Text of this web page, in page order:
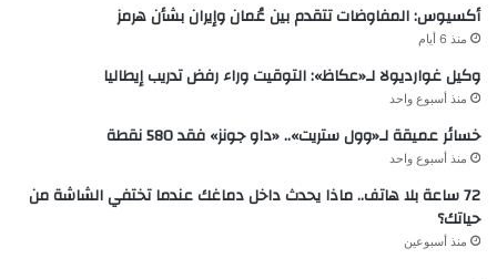
أكسيوس: المفاوضات تتقدم بين عُمان وإيران بشأن هرمز
منذ 6 أيام
وكيل غوارديولا لـ«عكاظ»: التوقيت وراء رفض تدريب إيطاليا
منذ أسبوع واحد
خسائر عميقة لـ«وول ستريت».. «داو جونز» فقد 580 نقطة
منذ أسبوع واحد
72 ساعة بلا هاتف.. ماذا يحدث داخل دماغك عندما تختفي الشاشة من
حياتك؟
منذ أسبوعين